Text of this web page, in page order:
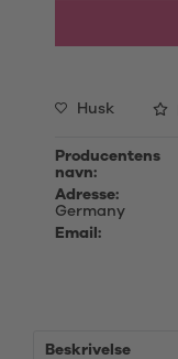
Husk
Producentens
navn:
Adresse:
Germany
Email:
Beskrivelse